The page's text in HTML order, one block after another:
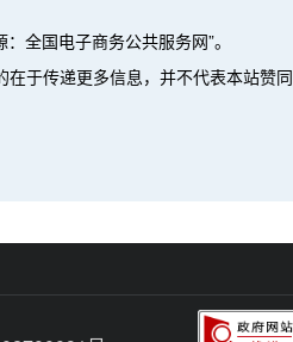
全国电子商务公共服务网”。
在于传递更多信息，并不代表本站赞同